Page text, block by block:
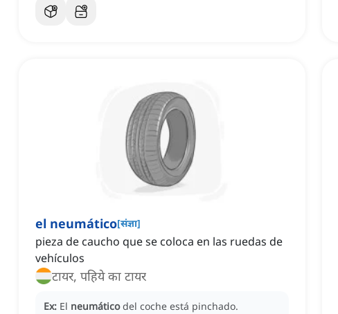
el neumático[संज्ञा]
pieza de caucho que se coloca en las ruedas de
vehículos
टायर, पहिये का टायर
Ex: El neumático del coche está pinchado.